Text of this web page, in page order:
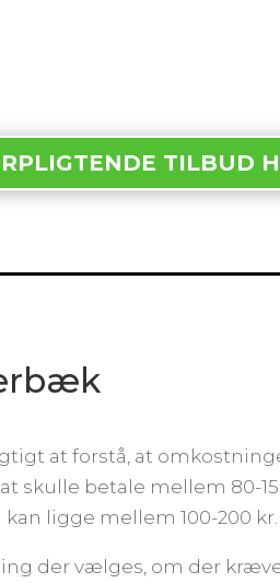
TILBUD
at forstå, at
skulle betale mellem 80-
ligge mellem 100-200 kr.
der vælges, om der